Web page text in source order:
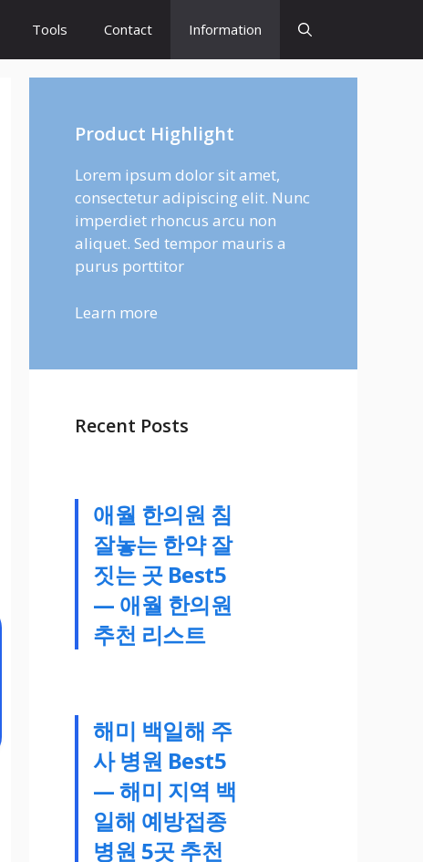
Tools Contact Information
Product Highlight
Lorem ipsum dolor sit amet,
consectetur adipiscing elit. Nunc
imperdiet rhoncus arcu non
aliquet. Sed tempor mauris a
purus porttitor
Learn more
Recent Posts
애월 한의원 침
잘놓는 한약 잘
짓는 곳 Best5
— 애월 한의원
추천 리스트
해미 백일해 주
사 병원 Best5
— 해미 지역 백
일해 예방접종
병원 5곳 추천